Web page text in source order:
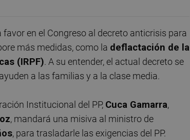
en el Congreso al decreto anticrisis para
más medidas, como la deflactación de la
(IRPF). A su entender, el actual decreto se
a las familias y a la clase media.
Institucional del PP, Cuca Gamarra,
, mandará una misiva al ministro de
, para trasladarle las exigencias del PP.